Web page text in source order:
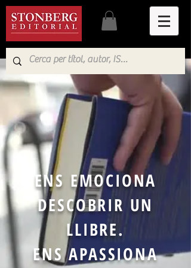
ENS EMOCIONA
DESCOBRIR UN
LLIBRE.
ENS APASSIONA